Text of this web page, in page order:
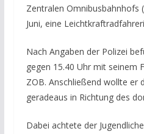
Zentralen Omnibusbahnhofs
Juni, eine
Nach Angaben der Polizei
gegen 15.40 Uhr mit seinem
ZOB. Anschließend wollte er
geradeaus in Richtung des
Dabei achtete der